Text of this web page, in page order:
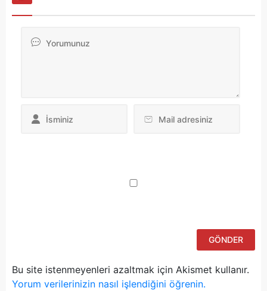
Bu site istenmeyenleri azaltmak için Akismet kullanır.
Yorum verilerinizin nasıl işlendiğini öğrenin.